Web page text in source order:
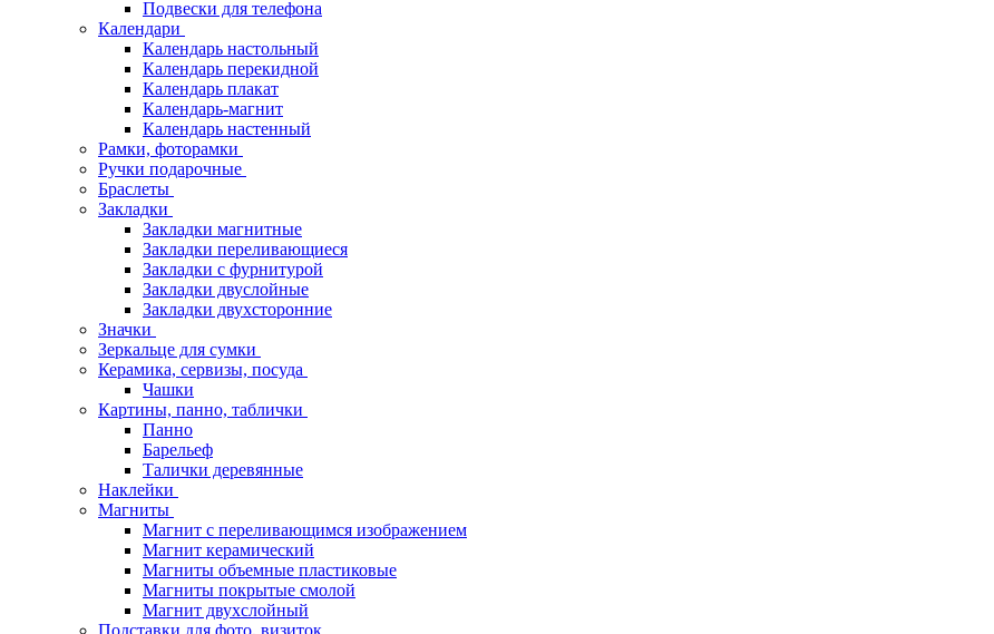
Подвески для телефона
Календари
Календарь настольный
Календарь перекидной
Календарь плакат
Календарь-магнит
Календарь настенный
Рамки, фоторамки
Ручки подарочные
Браслеты
Закладки
Закладки магнитные
Закладки переливающиеся
Закладки с фурнитурой
Закладки двуслойные
Закладки двухсторонние
Значки
Зеркальце для сумки
Керамика, сервизы, посуда
Чашки
Картины, панно, таблички
Панно
Барельеф
Талички деревянные
Наклейки
Магниты
Магнит с переливающимся изображением
Магнит керамический
Магниты объемные пластиковые
Магниты покрытые смолой
Магнит двухслойный